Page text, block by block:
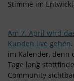
Stimme im
Am 7. April wird
Kunden live gehen
im Kalender, denn
Tage lang
Community